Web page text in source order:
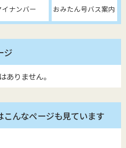
イナンバー おみたん号バス案内
ジ
ありません。
こんなページも見ています